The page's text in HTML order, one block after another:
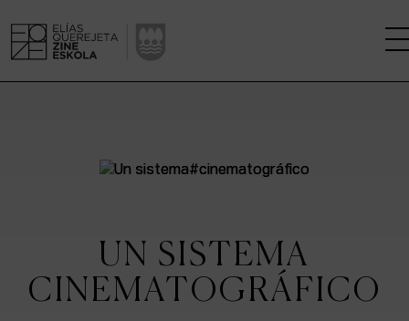
CENTRO DE INVESTIGACIÓN
KINOFABRIKAUN SISTEMA
CINEMATOGRÁFICO